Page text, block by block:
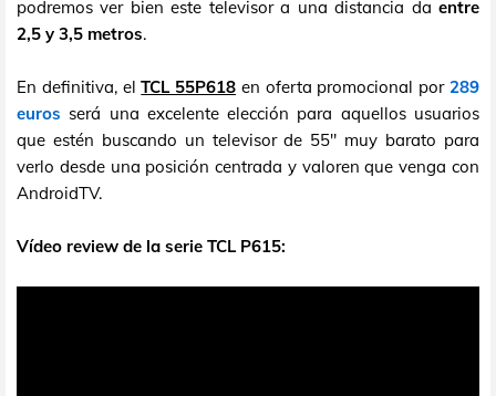
podremos ver bien este televisor a una distancia da entre
2,5 y 3,5 metros.
En definitiva, elTCL 55P618 en oferta promocional por289
euros será una excelente elección para aquellos usuarios
que estén buscando un televisor de 55" muy barato para
verlo desde una posición centrada y valoren que venga con
AndroidTV.
Vídeo review de la serie TCL P615: